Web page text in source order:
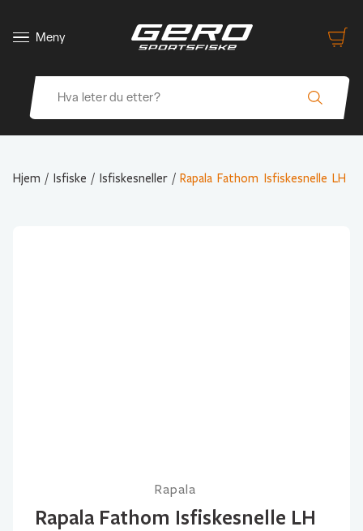
Meny
Hjem / Isfiske / Isfiskesneller / Rapala Fathom Isfiskesnelle LH
Rapala
Rapala Fathom Isfiskesnelle LH